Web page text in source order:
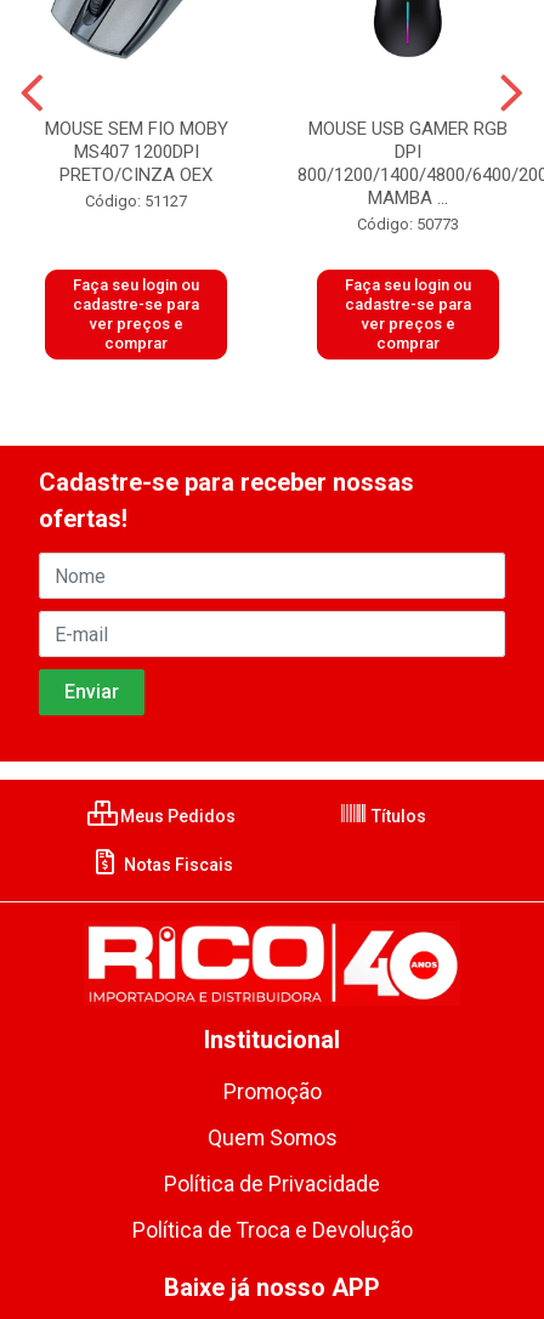
MOUSE SEM FIO MOBY
MS407 1200DPI
PRETO/CINZA OEX
Código: 51127
Faça seu login ou
cadastre-se para
ver preços e
comprar
MOUSE USB GAMER RGB
DPI
800/1200/1400/4800/6400/
MAMBA ...
Código: 50773
Faça seu login ou
cadastre-se para
ver preços e
comprar
Cadastre-se para receber nossas
ofertas!
Meus Pedidos Títulos
Notas Fiscais
Institucional
Promoção
Quem Somos
Política de Privacidade
Política de Troca e Devolução
Baixe já nosso APP